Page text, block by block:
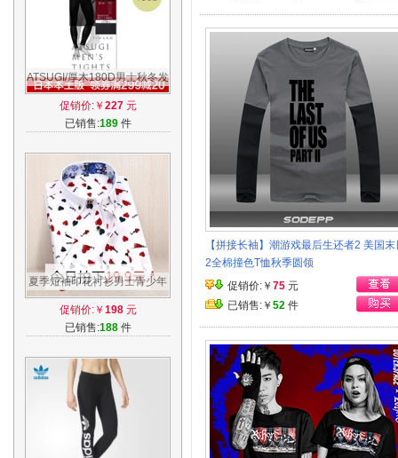
ATSUGI/厚木180D男士秋冬发
热加厚保暖九分打底裤袜厚木
日本进口
促销价:￥ 227元
已销售:189件
夏季短袖印花衬衫男士青少年
修身韩版新款休闲碎花薄款免
烫衬衣
促销价:￥ 198元
已销售:188件
【拼接长袖】潮游戏最后生还者2 美国末
2全棉撞色T恤秋季圆领
促销价:￥ 75 元
已销售:￥ 52 件